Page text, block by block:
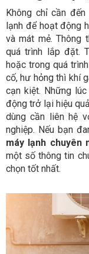
Không chỉ cần
lạnh để hoạt động
và mát mẻ. Thông
quá trình lắp đặt.
hoặc trong quá
cố, hư hỏng thì khí
cạn kiệt. Những
động trở lại hiệu
dùng cần liên hệ
nghiệp. Nếu bạn
máy lạnh chuyên
một số thông tin
chọn tốt nhất.